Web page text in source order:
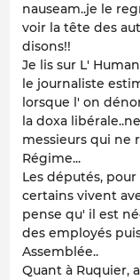
nauseam..je le
voir la tête des
disons!!
Je lis sur L'
le journaliste
lorsque l' on
la doxa
messieurs qui ne
Régime...
Les députés,
certains vivent
pense qu' il est
des employés
Assemblée..
Quant à Ruquier,